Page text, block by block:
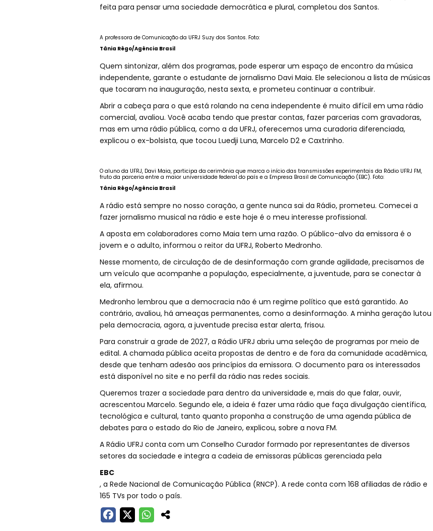
feita para pensar uma sociedade democrática e plural, completou dos Santos.
A professora de Comunicação da UFRJ Suzy dos Santos. Foto:
Tânia Rêgo/Agência Brasil
Quem sintonizar, além dos programas, pode esperar um espaço de encontro da música
independente, garante o estudante de jornalismo Davi Maia. Ele selecionou a lista de músicas
que tocaram na inauguração, nesta sexta, e prometeu continuar a contribuir.
Abrir a cabeça para o que está rolando na cena independente é muito difícil em uma rádio
comercial, avaliou. Você acaba tendo que prestar contas, fazer parcerias com gravadoras,
mas em uma rádio pública, como a da UFRJ, oferecemos uma curadoria diferenciada,
explicou o ex-bolsista, que tocou Luedji Luna, Marcelo D2 e Caxtrinho.
O aluno da UFRJ, Davi Maia, participa da cerimônia que marca o início das transmissões experimentais da Rádio UFRJ FM,
fruto da parceria entre a maior universidade federal do país e a Empresa Brasil de Comunicação (EBC). Foto:
Tânia Rêgo/Agência Brasil
A rádio está sempre no nosso coração, a gente nunca sai da Rádio, prometeu. Comecei a
fazer jornalismo musical na rádio e este hoje é o meu interesse profissional.
A aposta em colaboradores como Maia tem uma razão. O público-alvo da emissora é o
jovem e o adulto, informou o reitor da UFRJ, Roberto Medronho.
Nesse momento, de circulação de de desinformação com grande agilidade, precisamos de
um veículo que acompanhe a população, especialmente, a juventude, para se conectar à
ela, afirmou.
Medronho lembrou que a democracia não é um regime político que está garantido. Ao
contrário, avaliou, há ameaças permanentes, como a desinformação. A minha geração lutou
pela democracia, agora, a juventude precisa estar alerta, frisou.
Para construir a grade de 2027, a Rádio UFRJ abriu uma seleção de programas por meio de
edital. A chamada pública aceita propostas de dentro e de fora da comunidade acadêmica,
desde que tenham adesão aos princípios da emissora. O documento para os interessados
está disponível no site e no perfil da rádio nas redes sociais.
Queremos trazer a sociedade para dentro da universidade e, mais do que falar, ouvir,
acrescentou Marcelo. Segundo ele, a ideia é fazer uma rádio que faça divulgação científica,
tecnológica e cultural, tanto quanto proponha a construção de uma agenda pública de
debates para o estado do Rio de Janeiro, explicou, sobre a nova FM.
A Rádio UFRJ conta com um Conselho Curador formado por representantes de diversos
setores da sociedade e integra a cadeia de emissoras públicas gerenciada pela
EBC
, a Rede Nacional de Comunicação Pública (RNCP). A rede conta com 168 afiliadas de rádio e
165 TVs por todo o país.